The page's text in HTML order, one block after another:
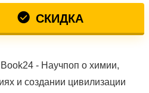
СКИДКА
- Научпоп о химии,
и создании цивилизации